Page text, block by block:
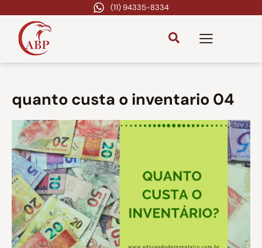
(11) 94335-8334
quanto custa o inventario 04